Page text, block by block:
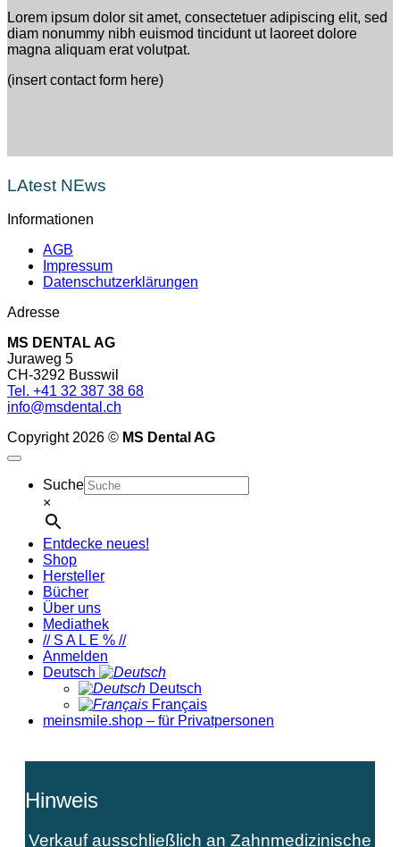
Lorem ipsum dolor sit amet, consectetuer adipiscing elit, sed
diam nonummy nibh euismod tincidunt ut laoreet dolore
magna aliquam erat volutpat.
(insert contact form here)
LAtest NEws
Informationen
AGB
Impressum
Datenschutzerklärungen
Adresse
MS DENTAL AG
Juraweg 5
CH-3292 Busswil
Tel. +41 32 387 38 68
info@msdental.ch
Copyright 2026 © MS Dental AG
Suche
×
Entdecke neues!
Shop
Hersteller
Bücher
Über uns
Mediathek
// S A L E % //
Anmelden
Deutsch
Deutsch
Français
meinsmile.shop – für Privatpersonen
Hinweis
Verkauf ausschließlich an Zahnmedizinische